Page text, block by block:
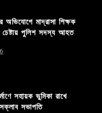
অভিযোগে মাদ্রাসা শিক্ষক
পুলিশ সদস্য আহত
সহায়ক ভুমিকা রাখে
সভাপতি